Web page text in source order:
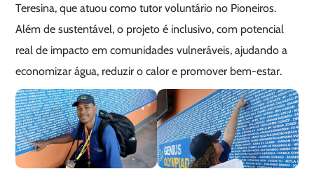
Teresina, que atuou como tutor voluntário no Pioneiros.
Além de sustentável, o projeto é inclusivo, com potencial
real de impacto em comunidades vulneráveis, ajudando a
economizar água, reduzir o calor e promover bem-estar.